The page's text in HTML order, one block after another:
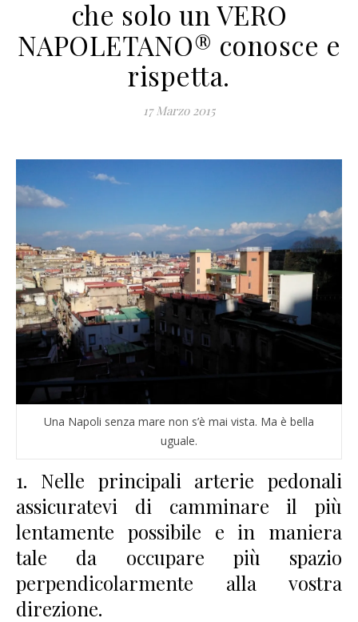
che solo un VERO
NAPOLETANO® conosce e
rispetta.
17 Marzo 2015
Una Napoli senza mare non s’è mai vista. Ma è bella
uguale.
1. Nelle principali arterie pedonali
assicuratevi di camminare il più
lentamente possibile e in maniera
tale da occupare più spazio
perpendicolarmente alla vostra
direzione.